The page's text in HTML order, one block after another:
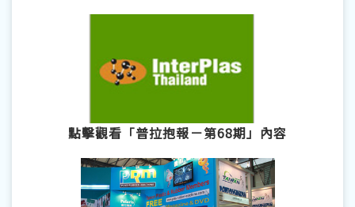
點擊觀看「普拉抱報－第68期」內容